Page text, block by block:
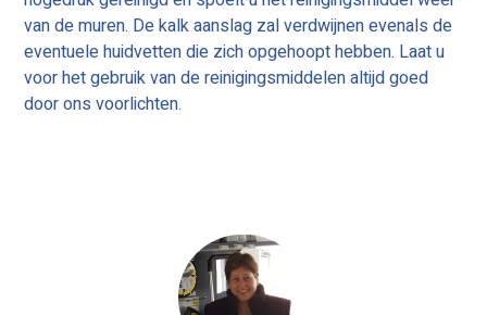
van de muren. De kalk aanslag zal verdwijnen evenals de
eventuele huidvetten die zich opgehoopt hebben. Laat u
voor het gebruik van de reinigingsmiddelen altijd goed
door ons voorlichten.